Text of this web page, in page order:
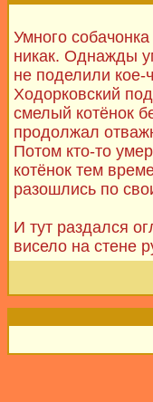
Умного
никак. Однажды
не поделили кое-
Ходорковский
смелый котёнок
продолжал
Потом кто-то
котёнок тем
разошлись по
И тут раздался
висело на стене